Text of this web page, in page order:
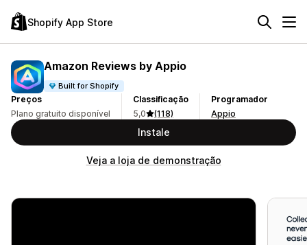
Shopify App Store
Amazon Reviews by Appio
Built for Shopify
Preços
Plano gratuito disponível
Classificação
5,0
(118)
Programador
Appio
Instale
Veja a loja de demonstração